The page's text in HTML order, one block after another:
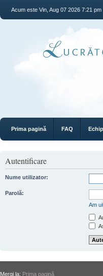
Acum este Vin, Aug 07 2026 7:21 pm
Prima pagină FAQ
Autentificare
Nume utilizator:
Parolă:
Am
Mergi la: Prima pagină